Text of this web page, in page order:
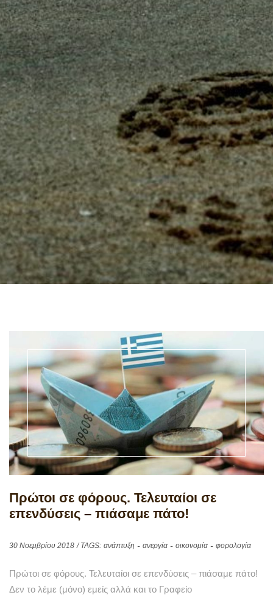
Πρώτοι σε φόρους. Τελευταίοι σε
επενδύσεις – πιάσαμε πάτο!
30 Νοεμβρίου 2018 / TAGS: ανάπτυξη ανεργία οικονομία φορολογία
Πρώτοι σε φόρους. Τελευταίοι σε επενδύσεις – πιάσαμε πάτο!
Δεν το λέμε (μόνο) εμείς αλλά και το Γραφείο